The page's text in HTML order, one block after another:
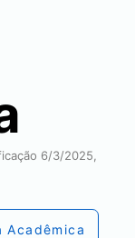
6/3/2025,
Acadêmica